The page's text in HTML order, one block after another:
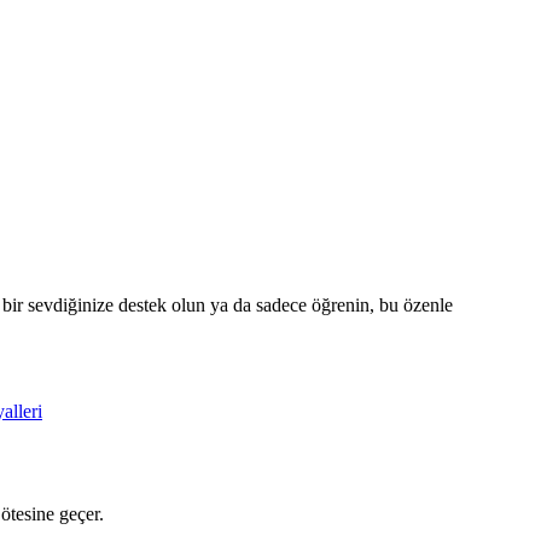
sevdiğinize destek olun ya da sadece öğrenin, bu özenle
geçer.